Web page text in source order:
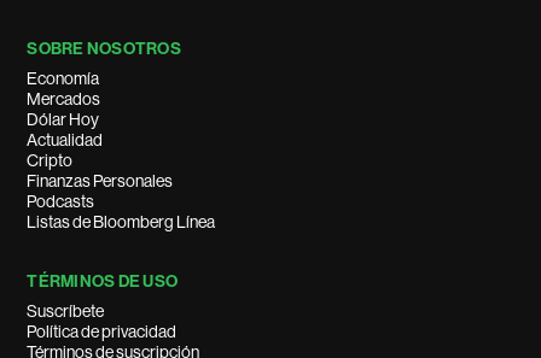
SOBRE NOSOTROS
Economía
Mercados
Dólar Hoy
Actualidad
Cripto
Finanzas Personales
Podcasts
Listas de Bloomberg Línea
TÉRMINOS DE USO
Suscríbete
Política de privacidad
Términos de suscripción